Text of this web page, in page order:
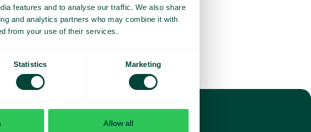
features and to analyse our traffic. We also share
and analytics partners who may combine it with
from your use of their services.
Statistics Marketing
Allow all
Envoyer